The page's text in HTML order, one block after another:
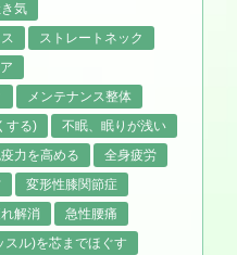
気
ストレートネック
メンテナンス整体
する)
不眠、眠りが浅い
力を高める
全身疲労
変形性膝関節症
解消
急性腰痛
スル)を芯までほぐす